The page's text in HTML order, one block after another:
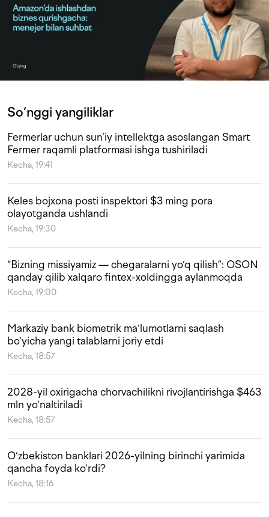
So‘nggi yangiliklar
Fermerlar uchun sun‘iy intellektga asoslangan Smart
Fermer raqamli platformasi ishga tushiriladi
Kecha, 19:41
Keles bojxona posti inspektori $3 ming pora
olayotganda ushlandi
Kecha, 19:30
“Bizning missiyamiz — chegaralarni yo‘q qilish”: OSON
qanday qilib xalqaro fintex-xoldingga aylanmoqda
Kecha, 19:00
Markaziy bank biometrik ma‘lumotlarni saqlash
bo‘yicha yangi talablarni joriy etdi
Kecha, 18:57
2028-yil oxirigacha chorvachilikni rivojlantirishga $463
mln yo‘naltiriladi
Kecha, 18:57
O‘zbekiston banklari 2026-yilning birinchi yarimida
qancha foyda ko‘rdi?
Kecha, 18:16